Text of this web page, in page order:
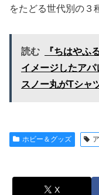
をたどる世代別の３
読む
『ちはやふ
イメージしたア
スノー丸がTシャ
ホビー＆グッズ
X